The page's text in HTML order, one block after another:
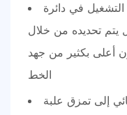
في دائرة
يتم تحديده من خلال
أعلى بكثير من جهد
الخط
إلى تمزق علبة